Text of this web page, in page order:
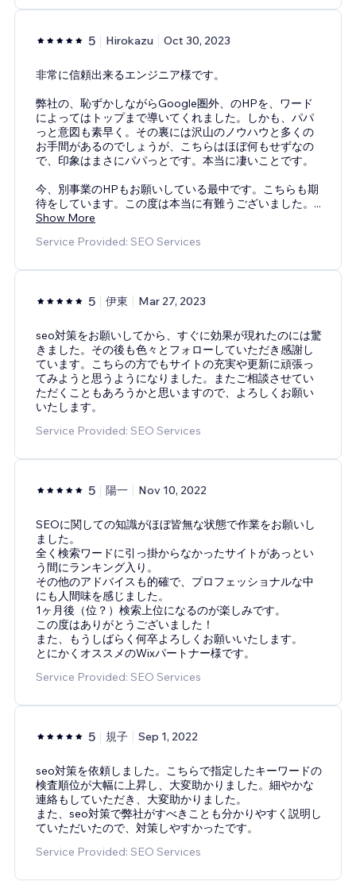
5 Hirokazu Oct 30, 2023
非常に信頼出来るエンジニア様です。
弊社の、恥ずかしながらGoogle圏外、のHPを、ワード
によってはトップまで導いてくれました。しかも、パパ
っと意図も素早く。その裏には沢山のノウハウと多くの
お手間があるのでしょうが、こちらはほぼ何もせずなの
で、印象はまさにパパっとです。本当に凄いことです。
今、別事業のHPもお願いしている最中です。こちらも期
待をしています。この度は本当に有難うございました。 ...
Show More
Service Provided: SEO Services
5 伊東 Mar 27, 2023
seo対策をお願いしてから、すぐに効果が現れたのには驚
きました。その後も色々とフォローしていただき感謝し
ています。こちらの方でもサイトの充実や更新に頑張っ
てみようと思うようになりました。またご相談させてい
ただくこともあろうかと思いますので、よろしくお願い
いたします。
Service Provided: SEO Services
5 陽一 Nov 10, 2022
SEOに関しての知識がほぼ皆無な状態で作業をお願いし
ました。
全く検索ワードに引っ掛からなかったサイトがあっとい
う間にランキング入り。
その他のアドバイスも的確で、プロフェッショナルな中
にも人間味を感じました。
1ヶ月後（位？）検索上位になるのが楽しみです。
この度はありがとうございました！
また、もうしばらく何卒よろしくお願いいたします。
とにかくオススメのWixパートナー様です。
Service Provided: SEO Services
5 規子 Sep 1, 2022
seo対策を依頼しました。こちらで指定したキーワードの
検査順位が大幅に上昇し、大変助かりました。細やかな
連絡もしていただき、大変助かりました。
また、seo対策で弊社がすべきことも分かりやすく説明し
ていただいたので、対策しやすかったです。
Service Provided: SEO Services